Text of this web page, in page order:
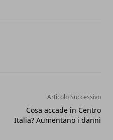
Articolo Successivo
Cosa accade in Centro
Italia? Aumentano i danni